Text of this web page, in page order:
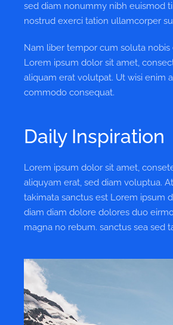
sed diam nonummy nibh euismod
nostrud exerci tation ullamcorper
Nam liber tempor cum soluta
Lorem ipsum dolor sit amet,
aliquam erat volutpat. Ut wisi enim
commodo consequat.
Daily Inspiration
Lorem ipsum dolor sit amet,
aliquyam erat, sed diam voluptua.
takimata sanctus est Lorem ipsum
diam diam dolore dolores duo
magna no rebum. sanctus sea sed